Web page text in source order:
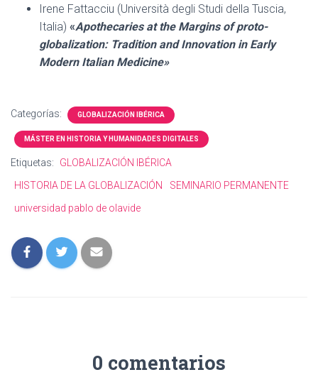
Irene Fattacciu (Università degli Studi della Tuscia,
Italia) «Apothecaries at the Margins of proto-
globalization: Tradition and Innovation in Early
Modern Italian Medicine»
Categorías: GLOBALIZACIÓN IBÉRICA
MÁSTER EN HISTORIA Y HUMANIDADES DIGITALES
Etiquetas:
GLOBALIZACIÓN IBÉRICA
HISTORIA DE LA GLOBALIZACIÓN
SEMINARIO PERMANENTE
universidad pablo de olavide
0 comentarios